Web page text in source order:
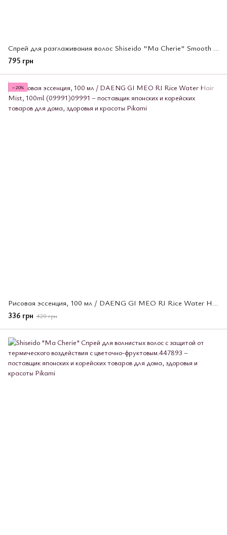
Спрей для разглаживания волос Shiseido "Ma Cherie" Smooth Hair Spray 250 мл. (447879)
795 грн
−20%
Рисовая эссенция, 100 мл / DAENG GI MEO RI Rice Water Hair Mist, 100ml (09991)
336 грн 420 грн